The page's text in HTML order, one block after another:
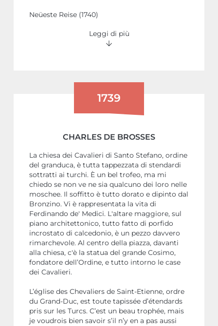
Neüeste Reise (1740)
Leggi di più
1739
CHARLES DE BROSSES
La chiesa dei Cavalieri di Santo Stefano, ordine
del granduca, è tutta tappezzata di stendardi
sottratti ai turchi. È un bel trofeo, ma mi
chiedo se non ve ne sia qualcuno dei loro nelle
moschee. Il soffitto è tutto dorato e dipinto dal
Bronzino. Vi è rappresentata la vita di
Ferdinando de' Medici. L'altare maggiore, sul
piano architettonico, tutto fatto di porfido
incrostato di calcedonio, è un pezzo davvero
rimarchevole. Al centro della piazza, davanti
alla chiesa, c'è la statua del grande Cosimo,
fondatore dell’Ordine, e tutto intorno le case
dei Cavalieri.
L’église des Chevaliers de Saint-Etienne, ordre
du Grand-Duc, est toute tapissée d’étendards
pris sur les Turcs. C’est un beau trophée, mais
je voudrois bien savoir s’il n’y en a pas aussi